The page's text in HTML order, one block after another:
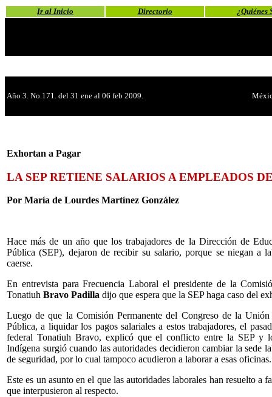
Ir al Inicio Directorio ¿Quiénes
Año 3. No.171. del 31 ene al 06 feb 2009.
Exhortan a Pagar
LA SEP RETIENE SALARIOS A EMPLEADOS
Por María de Lourdes Martínez González
Hace más de un año que los trabajadores de la Dirección de
Pública (SEP), dejaron de recibir su salario, porque se niegan a
caerse.
En entrevista para Frecuencia Laboral el presidente de la
Tonatiuh Bravo Padilla dijo que espera que la SEP haga caso del
Luego de que la Comisión Permanente del Congreso de la
Pública, a liquidar los pagos salariales a estos trabajadores, el
federal Tonatiuh Bravo, explicó que el conflicto entre la SEP y
Indígena surgió cuando las autoridades decidieron cambiar la sede
de seguridad, por lo cual tampoco acudieron a laborar a esas oficinas.
Este es un asunto en el que las autoridades laborales han resuelto a
que interpusieron al respecto.